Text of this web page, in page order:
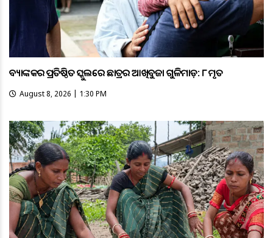
ବ୍ୟାଙ୍କକର ପ୍ରତିଷ୍ଠିତ ସ୍କୁଲରେ ଛାତ୍ରର ଆଖିବୁଜା ଗୁଳିମାଡ଼: ୮ ମୃତ
August 8, 2026 | 1:30 PM